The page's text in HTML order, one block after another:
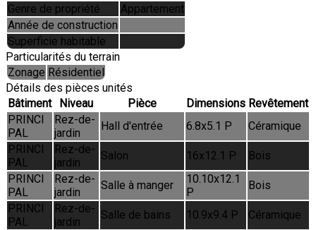
Genre de propriété
Appartement
Année de construction
Superficie habitable
Particularités du terrain
Zonage Résidentiel
Détails des pièces unités
Bâtiment
Niveau Pièce Dimensions Revêtement
PRINCI
PAL
Rez-de-
jardin
Hall d'entrée 6.8x5.1 P
Céramique
PRINCI
PAL
Rez-de-
jardin
Salon 16x12.1 P
Bois
PRINCI
PAL
Rez-de-
jardin
Salle à manger
10.10x12.1
P
Bois
PRINCI
PAL
Rez-de-
jardin
Salle de bains 10.9x9.4 P Céramique